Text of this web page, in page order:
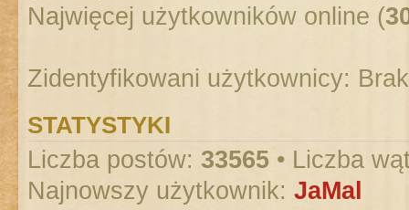
Najwięcej użytkowników online (
Zidentyfikowani użytkownicy:
STATYSTYKI
Liczba postów: 33565 • Liczba
Najnowszy użytkownik: JaMal